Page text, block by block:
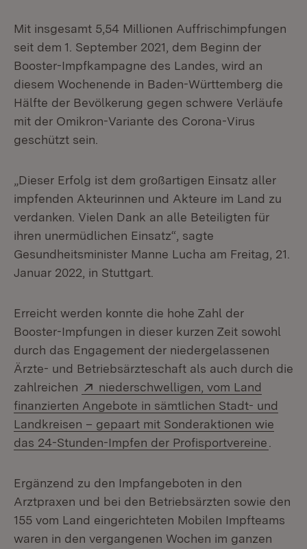
Mit insgesamt 5,54 Millionen Auffrischimpfungen
seit dem 1. September 2021, dem Beginn der
Booster-Impfkampagne des Landes, wird an
diesem Wochenende in Baden-Württemberg die
Hälfte der Bevölkerung gegen schwere Verläufe
mit der Omikron-Variante des Corona-Virus
geschützt sein.
„Dieser Erfolg ist dem großartigen Einsatz aller
impfenden Akteurinnen und Akteure im Land zu
verdanken. Vielen Dank an alle Beteiligten für
ihren unermüdlichen Einsatz“, sagte
Gesundheitsminister Manne Lucha am Freitag, 21.
Januar 2022, in Stuttgart.
Erreicht werden konnte die hohe Zahl der
Booster-Impfungen in dieser kurzen Zeit sowohl
durch das Engagement der niedergelassenen
Ärzte- und Betriebsärzteschaft als auch durch die
zahlreichen
Extern:
niederschwelligen, vom Land
finanzierten Angebote in sämtlichen Stadt- und
Landkreisen – gepaart mit Sonderaktionen wie
das 24-Stunden-Impfen der Profisportvereine
Ergänzend zu den Impfangeboten in den
Arztpraxen und bei den Betriebsärzten sowie den
155 vom Land eingerichteten Mobilen Impfteams
waren in den vergangenen Wochen im ganzen